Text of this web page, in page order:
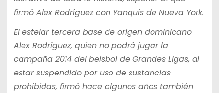
firmó Alex Rodríguez con Yanquis de Nueva York.
El estelar tercera base de origen dominicano
Alex Rodríguez, quien no podrá jugar la
campaña 2014 del beisbol de Grandes Ligas, al
estar suspendido por uso de sustancias
prohibidas, firmó hace algunos años también